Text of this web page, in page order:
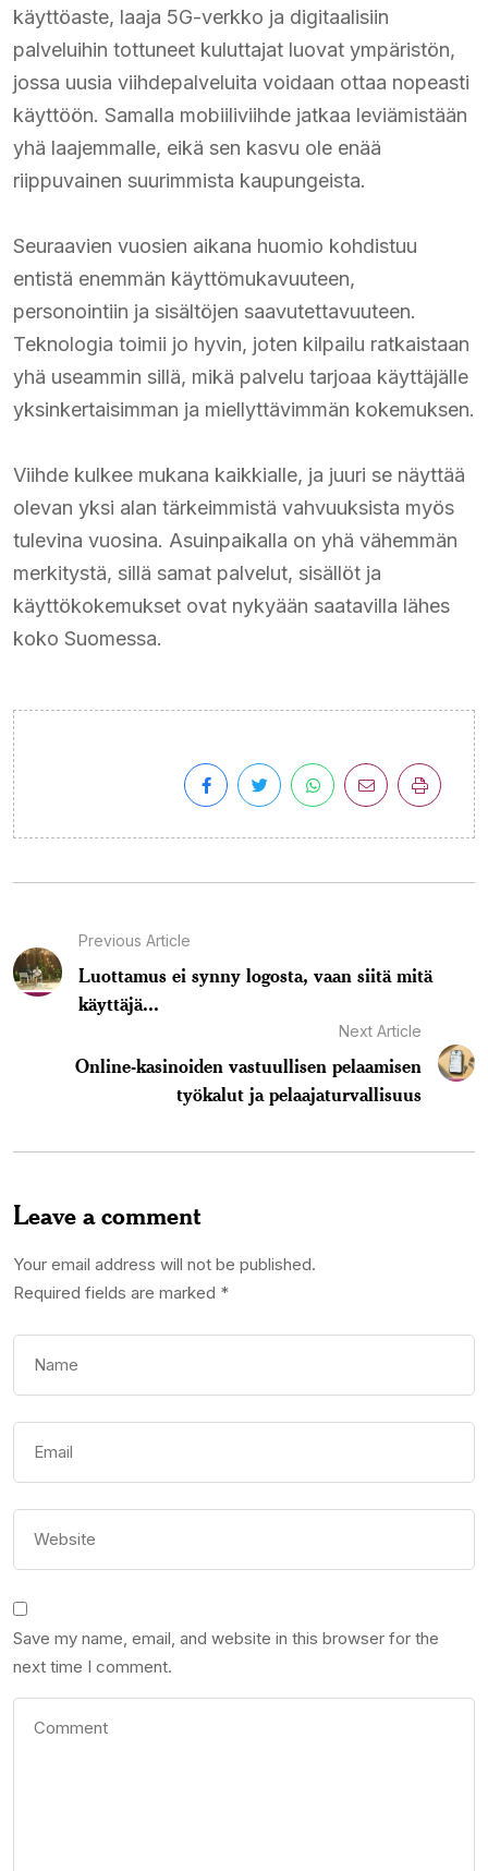
käyttöaste, laaja 5G-verkko ja digitaalisiin
palveluihin tottuneet kuluttajat luovat ympäristön,
jossa uusia viihdepalveluita voidaan ottaa nopeasti
käyttöön. Samalla mobiiliviihde jatkaa leviämistään
yhä laajemmalle, eikä sen kasvu ole enää
riippuvainen suurimmista kaupungeista.
Seuraavien vuosien aikana huomio kohdistuu
entistä enemmän käyttömukavuuteen,
personointiin ja sisältöjen saavutettavuuteen.
Teknologia toimii jo hyvin, joten kilpailu ratkaistaan
yhä useammin sillä, mikä palvelu tarjoaa käyttäjälle
yksinkertaisimman ja miellyttävimmän kokemuksen.
Viihde kulkee mukana kaikkialle, ja juuri se näyttää
olevan yksi alan tärkeimmistä vahvuuksista myös
tulevina vuosina. Asuinpaikalla on yhä vähemmän
merkitystä, sillä samat palvelut, sisällöt ja
käyttökokemukset ovat nykyään saatavilla lähes
koko Suomessa.
Previous Article
Luottamus ei synny logosta, vaan siitä mitä
käyttäjä...
Next Article
Online-kasinoiden vastuullisen pelaamisen
työkalut ja pelaajaturvallisuus
Leave a comment
Your email address will not be published.
Required fields are marked *
Save my name, email, and website in this browser for the
next time I comment.